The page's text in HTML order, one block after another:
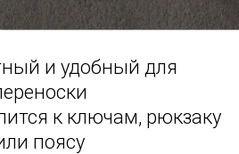
и удобный для
к ключам, рюкзаку
поясу